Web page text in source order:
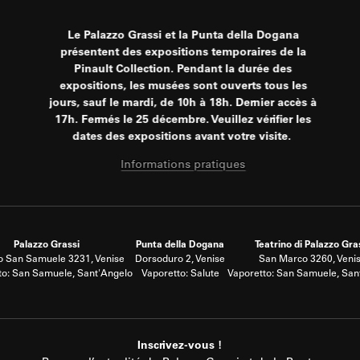
Le Palazzo Grassi et la Punta della Dogana
présentent des expositions temporaires de la
Pinault Collection. Pendant la durée des
expositions, les musées sont ouverts tous les
jours, sauf le mardi, de 10h à 18h. Dernier accès à
17h. Fermés le 25 décembre. Veuillez vérifier les
dates des expositions avant votre visite.
Informations pratiques
Palazzo Grassi
San Samuele 3231, Venise
San Samuele, Sant'Angelo
Punta della Dogana
Dorsoduro 2, Venise
Vaporetto: Salute
Teatrino di Palazzo
San Marco 3260,
Vaporetto: San Samuele,
Inscrivez-vous !